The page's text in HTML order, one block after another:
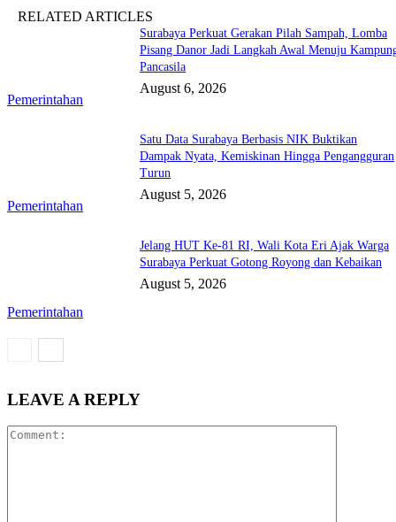
RELATED ARTICLES
Pemerintahan
Surabaya Perkuat Gerakan Pilah Sampah, Lomba
Pisang Danor Jadi Langkah Awal Menuju
Pancasila
August 6, 2026
Pemerintahan
Satu Data Surabaya Berbasis NIK Buktikan
Dampak Nyata, Kemiskinan Hingga Pengangguran
Turun
August 5, 2026
Pemerintahan
Jelang HUT Ke-81 RI, Wali Kota Eri Ajak Warga
Surabaya Perkuat Gotong Royong dan Kebaikan
August 5, 2026
LEAVE A REPLY